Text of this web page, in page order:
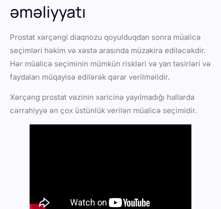
əməliyyatı
Prostat xərçəngi diaqnozu qoyulduqdan sonra müalicə
seçimləri həkim və xəstə arasında müzakirə ediləcəkdir.
Hər müalicə seçiminin mümkün riskləri və yan təsirləri və
faydaları müqayisə edilərək qərar verilməlidir.
Xərçəng prostat vəzinin xaricinə yayılmadığı hallarda
cərrahiyyə ən çox üstünlük verilən müalicə seçimidir.